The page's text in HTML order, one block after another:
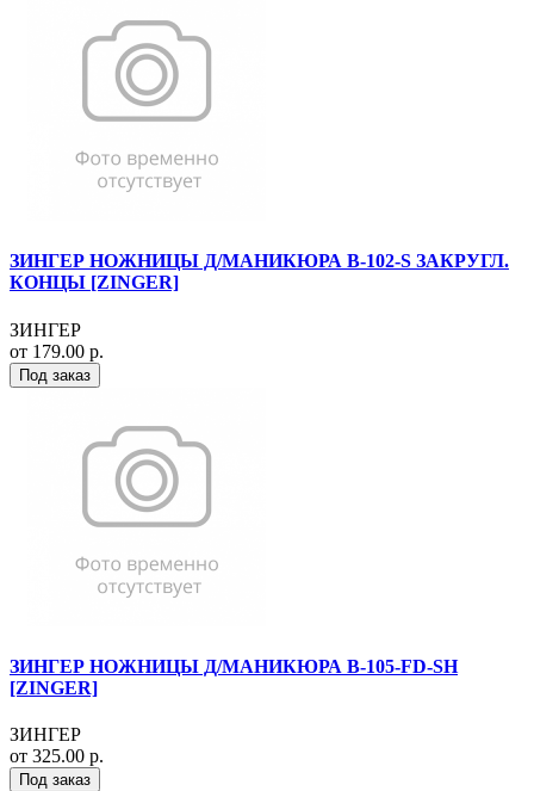
ЗИНГЕР НОЖНИЦЫ Д/МАНИКЮРА B-102-S ЗАКРУГЛ.
КОНЦЫ [ZINGER]
ЗИНГЕР
от 179.00 р.
Под заказ
ЗИНГЕР НОЖНИЦЫ Д/МАНИКЮРА B-105-FD-SH
[ZINGER]
ЗИНГЕР
от 325.00 р.
Под заказ